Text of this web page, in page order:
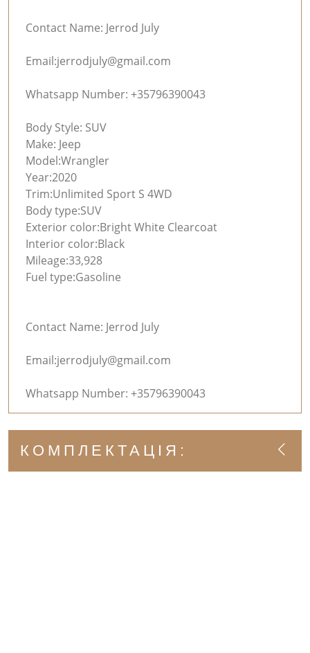
Contact Name: Jerrod July
Email:jerrodjuly@gmail.com
Whatsapp Number: +35796390043
Body Style: SUV
Make: Jeep
Model:Wrangler
Year:2020
Trim:Unlimited Sport S 4WD
Body type:SUV
Exterior color:Bright White Clearcoat
Interior color:Black
Mileage:33,928
Fuel type:Gasoline
Contact Name: Jerrod July
Email:jerrodjuly@gmail.com
Whatsapp Number: +35796390043
КОМПЛЕКТАЦІЯ: